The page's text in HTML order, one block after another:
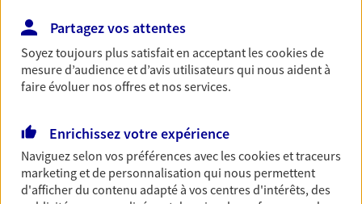
Accompagner les
professionnels et les
entreprises
bâtissons ensemble des solutions cohérentes pour
protéger votre activité, vos collaborateurs... mais aussi
vous-même et votre famille.
Partagez vos attentes
Soyez toujours plus satisfait en acceptant lescookiesde
mesure d’audience et d’avis utilisateurs qui nous aident à
faire évoluer nos offres et nos services.
Enrichissez votre expérience
Naviguez selon vos préférences avec lescookies et traceurs
marketing et de personnalisation qui nous permettent
d'afficher du contenu adapté à vos centres d'intérêts, des